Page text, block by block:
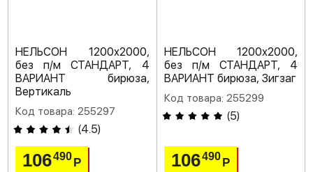
НЕЛЬСОН 1200х2000,
без п/м СТАНДАРТ, 4
ВАРИАНТ бирюза,
Вертикаль
Код товара: 255297
(4.5)
106490 Р
НЕЛЬСОН 1200х2000,
без п/м СТАНДАРТ, 4
ВАРИАНТ бирюза, Зигзаг
Код товара: 255299
(5)
106490 Р